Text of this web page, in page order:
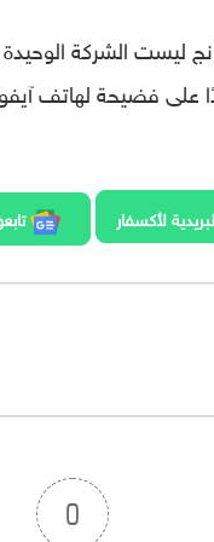
ليست الشركة
لأكسفار تابعوا اكسفار عبر google News
0